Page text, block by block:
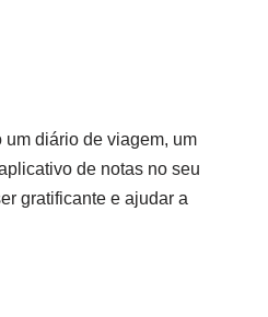
diário de viagem, um
de notas no seu
gratificante e ajudar a